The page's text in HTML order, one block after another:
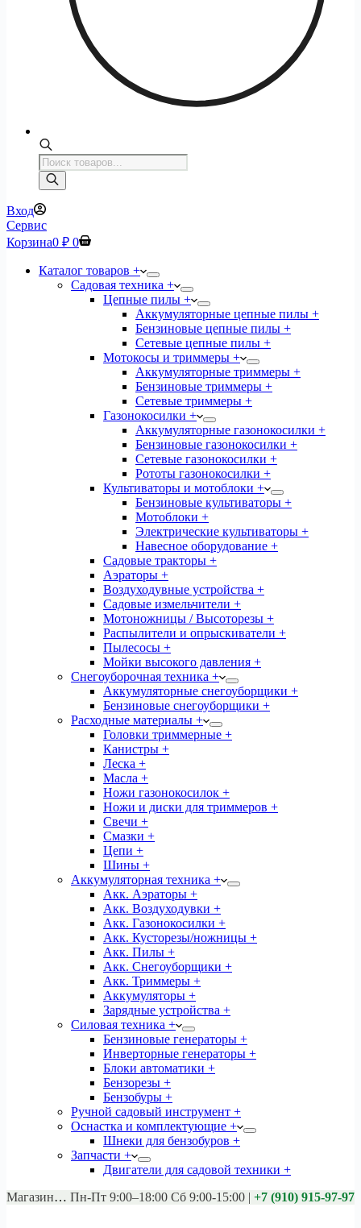
Поиск
товаров
Вход
Сервис
Корзина0 ₽ 0
Каталог товаров +
Садовая техника +
Цепные пилы +
Аккумуляторные цепные пилы +
Бензиновые цепные пилы +
Сетевые цепные пилы +
Мотокосы и триммеры +
Аккумуляторные триммеры +
Бензиновые триммеры +
Сетевые триммеры +
Газонокосилки +
Аккумуляторные газонокосилки +
Бензиновые газонокосилки +
Сетевые газонокосилки +
Рототы газонокосилки +
Культиваторы и мотоблоки +
Бензиновые культиваторы +
Мотоблоки +
Электрические культиваторы +
Навесное оборудование +
Садовые тракторы +
Аэраторы +
Воздуходувные устройства +
Садовые измельчители +
Мотоножницы / Высоторезы +
Распылители и опрыскиватели +
Пылесосы +
Мойки высокого давления +
Снегоуборочная техника +
Аккумуляторные снегоуборщики +
Бензиновые снегоуборщики +
Расходные материалы +
Головки триммерные +
Канистры +
Леска +
Масла +
Ножи газонокосилок +
Ножи и диски для триммеров +
Свечи +
Смазки +
Цепи +
Шины +
Аккумуляторная техника +
Акк. Аэраторы +
Акк. Воздуходувки +
Акк. Газонокосилки +
Акк. Кусторезы/ножницы +
Акк. Пилы +
Акк. Снегоуборщики +
Акк. Триммеры +
Аккумуляторы +
Зарядные устройства +
Силовая техника +
Бензиновые генераторы +
Инверторные генераторы +
Блоки автоматики +
Бензорезы +
Бензобуры +
Ручной садовый инструмент +
Оснастка и комплектующие +
Шнеки для бензобуров +
Запчасти +
Двигатели для садовой техники +
Магазины: Калуга ул. Московская д.113
Пн-Пт 9:00–18:00 Сб 9:00-15:00 | +7 (910) 915-97-97